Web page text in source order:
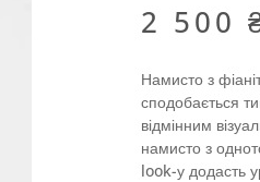
2 500
Намисто з
сподобається
відмінним
намисто з
look-у додасть